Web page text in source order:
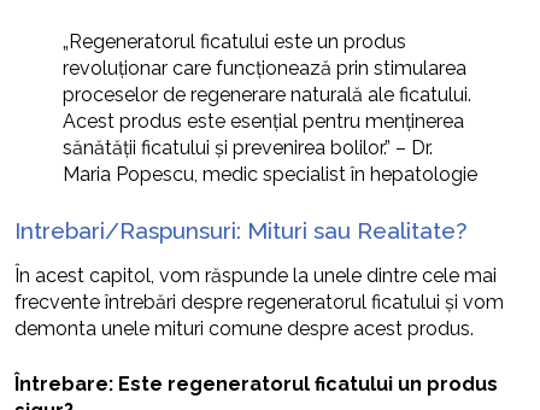
„Regeneratorul ficatului este un produs
revoluționar care funcționează prin stimularea
proceselor de regenerare naturală ale ficatului.
Acest produs este esențial pentru menținerea
sănătății ficatului și prevenirea bolilor.” – Dr.
Maria Popescu, medic specialist în hepatologie
Intrebari/Raspunsuri: Mituri sau Realitate?
În acest capitol, vom răspunde la unele dintre cele mai
frecvente întrebări despre regeneratorul ficatului și vom
demonta unele mituri comune despre acest produs.
Întrebare: Este regeneratorul ficatului un produs